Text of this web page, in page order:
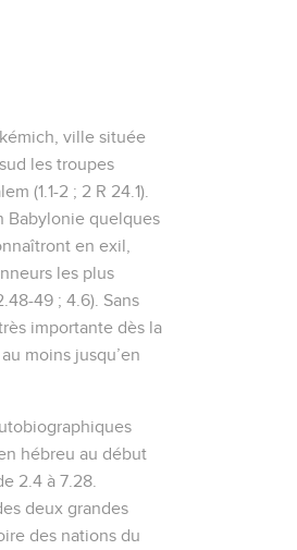
ville située
les troupes
(1.1-2 ; 2 R 24.1).
Babylonie quelques
en exil,
les plus
49 ; 4.6). Sans
importante dès la
moins jusqu’en
hébreu au début
2.4 à 7.28.
deux grandes
des nations du